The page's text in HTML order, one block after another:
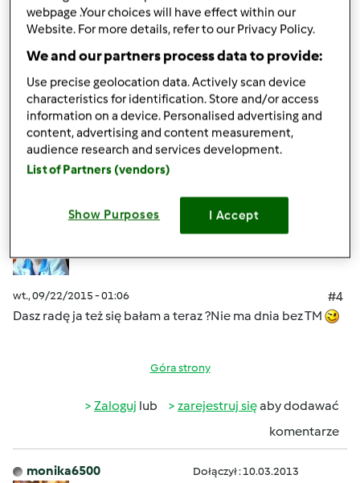
Na pewno sobie poradzisz
Pozdrawiamy,
Góra strony
Zalogujlub zarejestruj sięaby dodawać
Hanna Gręda Dołączył : 24.08.2012
wt., 09/22/2015 - 01:06
#4
Dasz radę ja też się bałam a teraz ?Nie ma dnia bez TM
Góra strony
Zaloguj lub zarejestruj sięaby dodawać
komentarze
monika6500 Dołączył : 10.03.2013
webpage .Your choices will have effect within our
Website. For more details, refer to our Privacy Policy.
We and our partners process data to provide:
Use precise geolocation data. Actively scan device
characteristics for identification. Store and/or access
information on a device. Personalised advertising and
content, advertising and content measurement,
audience research and services development.
List of Partners (vendors)
Show Purposes I Accept